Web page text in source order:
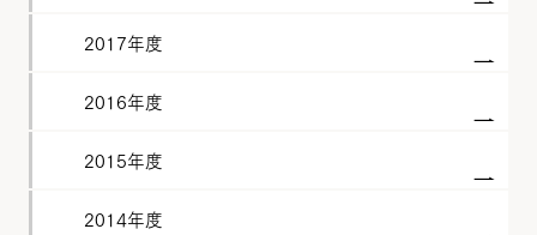
2017年度
2016年度
2015年度
2014年度